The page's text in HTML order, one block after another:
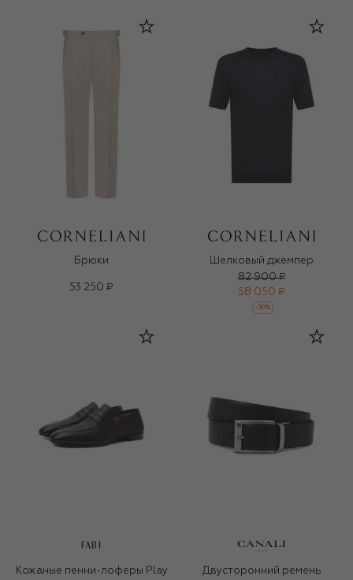
Брюки
53 250 ₽
Шелковый джемпер
82 900 ₽
58 050 ₽
-30%
FABI
Кожаные пенни-лоферы Play Двусторонний ремень